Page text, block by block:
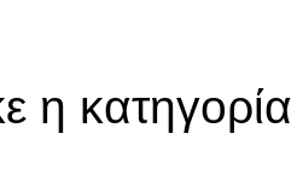
η κατηγορία